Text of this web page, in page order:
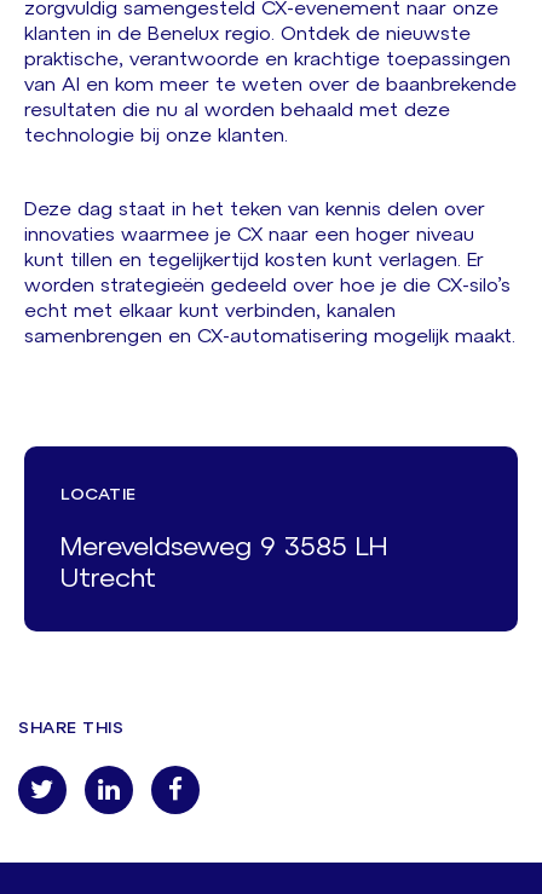
zorgvuldig samengesteld CX-evenement naar onze
klanten in de Benelux regio. Ontdek de nieuwste
praktische, verantwoorde en krachtige toepassingen
van AI en kom meer te weten over de baanbrekende
resultaten die nu al worden behaald met deze
technologie bij onze klanten.
Deze dag staat in het teken van kennis delen over
innovaties waarmee je CX naar een hoger niveau
kunt tillen en tegelijkertijd kosten kunt verlagen. Er
worden strategieën gedeeld over hoe je die CX-silo’s
echt met elkaar kunt verbinden, kanalen
samenbrengen en CX-automatisering mogelijk maakt.
LOCATIE
Mereveldseweg 9 3585 LH
Utrecht
SHARE THIS